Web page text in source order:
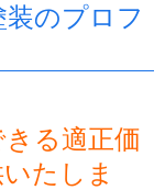
のプロフ
る適正価
たしま